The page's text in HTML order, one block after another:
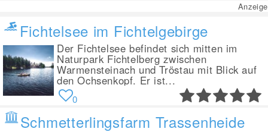
Anzeige
Fichtelsee im Fichtelgebirge
Der Fichtelsee befindet sich mitten im
Naturpark Fichtelberg zwischen
Warmensteinach und Tröstau mit Blick auf
den Ochsenkopf. Er ist...
0
Schmetterlingsfarm Trassenheide